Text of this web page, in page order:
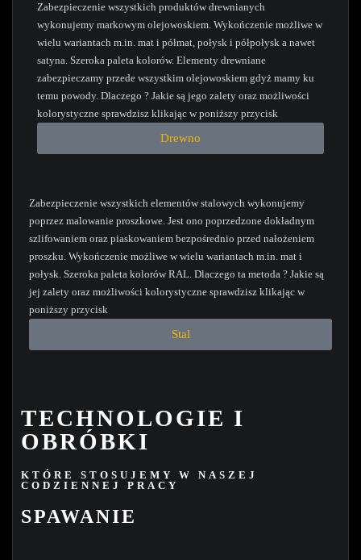
Zabezpieczenie wszystkich produktów drewnianych
wykonujemy markowym olejowoskiem. Wykończenie możliwe w
wielu wariantach m.in. mat i półmat, połysk i półpołysk a nawet
satyna. Szeroka paleta kolorów. Elementy drewniane
zabezpieczamy przede wszystkim olejowoskiem gdyż mamy ku
temu powody. Dlaczego ? Jakie są jego zalety oraz możliwości
kolorystyczne sprawdzisz klikając w poniższy przycisk
Drewno
Zabezpieczenie wszystkich elementów stalowych wykonujemy
poprzez malowanie proszkowe. Jest ono poprzedzone dokładnym
szlifowaniem oraz piaskowaniem bezpośrednio przed nałożeniem
proszku. Wykończenie możliwe w wielu wariantach m.in. mat i
połysk. Szeroka paleta kolorów RAL. Dlaczego ta metoda ? Jakie są
jej zalety oraz możliwości kolorystyczne sprawdzisz klikając w
poniższy przycisk
Stal
TECHNOLOGIE I
OBRÓBKI
KTÓRE STOSUJEMY W NASZEJ
CODZIENNEJ PRACY
SPAWANIE